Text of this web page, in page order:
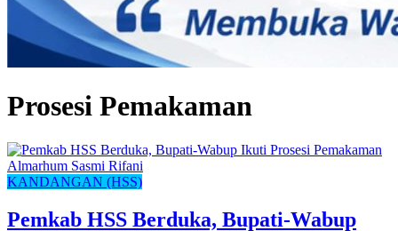
Prosesi Pemakaman
KANDANGAN (HSS)
Pemkab HSS Berduka, Bupati-Wabup